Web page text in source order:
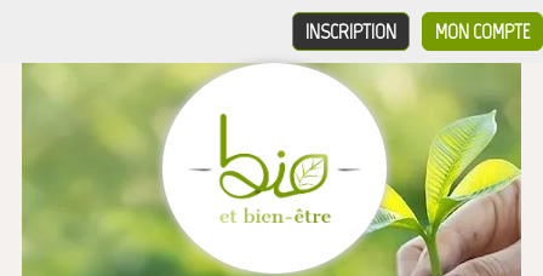
MON COMPTE
INSCRIPTION